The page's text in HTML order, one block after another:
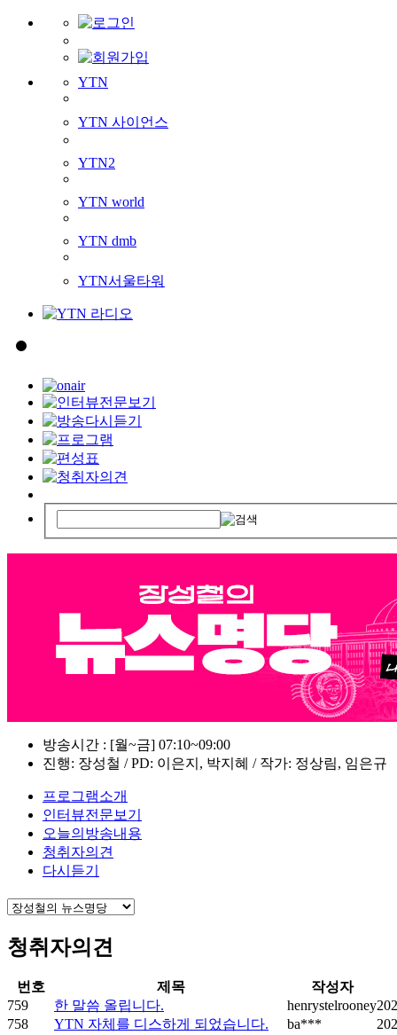
YTN
YTN 사이언스
YTN2
YTN world
YTN dmb
YTN서울타워
방송시간 : [월~금] 07:10~09:00
진행: 장성철 / PD: 이은지, 박지혜 / 작가: 정상림, 임은규
프로그램소개
인터뷰전문보기
오늘의방송내용
청취자의견
다시듣기
청취자의견
번호 제목
작성자
759
한 말씀 올립니다. henrystelrooney
758
YTN 자체를 디스하게 되었습니다. ba***